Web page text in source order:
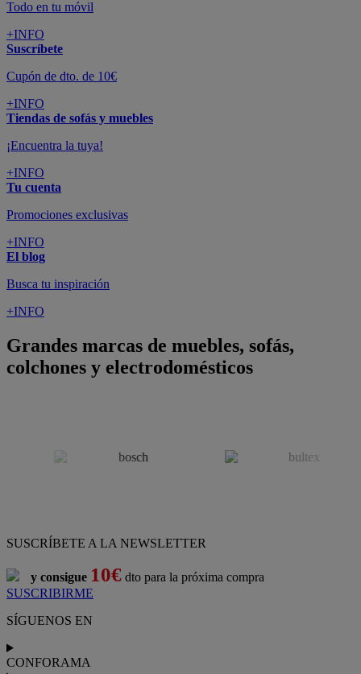
Todo en tu móvil
+INFO
Suscríbete
Cupón de dto. de 10€
+INFO
Tiendas de sofás y muebles
¡Encuentra la tuya!
+INFO
Tu cuenta
Promociones exclusivas
+INFO
El blog
Busca tu inspiración
+INFO
Grandes marcas de muebles, sofás,
colchones y electrodomésticos
SUSCRÍBETE A LA NEWSLETTER
y consigue 10€ dto para la próxima compra
SUSCRIBIRME
SÍGUENOS EN
CONFORAMA